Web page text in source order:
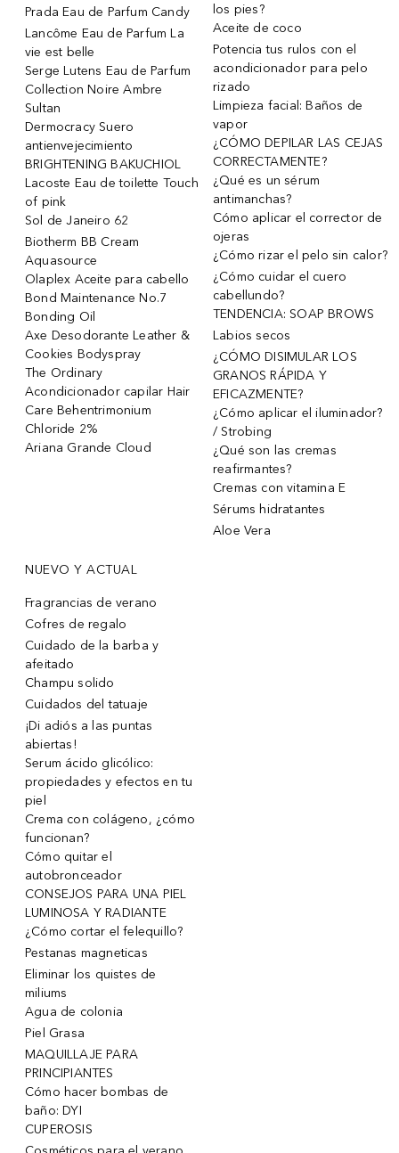
Prada Eau de Parfum Candy
Lancôme Eau de Parfum La
vie est belle
Serge Lutens Eau de Parfum
Collection Noire Ambre
Sultan
Dermocracy Suero
antienvejecimiento
BRIGHTENING BAKUCHIOL
Lacoste Eau de toilette Touch
of pink
Sol de Janeiro 62
Biotherm BB Cream
Aquasource
Olaplex Aceite para cabello
Bond Maintenance No.7
Bonding Oil
Axe Desodorante Leather &
Cookies Bodyspray
The Ordinary
Acondicionador capilar Hair
Care Behentrimonium
Chloride 2%
Ariana Grande Cloud
los pies?
Aceite de coco
Potencia tus rulos con el
acondicionador para pelo
rizado
Limpieza facial: Baños de
vapor
¿CÓMO DEPILAR LAS CEJAS
CORRECTAMENTE?
¿Qué es un sérum
antimanchas?
Cómo aplicar el corrector de
ojeras
¿Cómo rizar el pelo sin calor?
¿Cómo cuidar el cuero
cabellundo?
TENDENCIA: SOAP BROWS
Labios secos
¿CÓMO DISIMULAR LOS
GRANOS RÁPIDA Y
EFICAZMENTE?
¿Cómo aplicar el iluminador?
/ Strobing
¿Qué son las cremas
reafirmantes?
Cremas con vitamina E
Sérums hidratantes
Aloe Vera
NUEVO Y ACTUAL
Fragrancias de verano
Cofres de regalo
Cuidado de la barba y
afeitado
Champu solido
Cuidados del tatuaje
¡Di adiós a las puntas
abiertas!
Serum ácido glicólico:
propiedades y efectos en tu
piel
Crema con colágeno, ¿cómo
funcionan?
Cómo quitar el
autobronceador
CONSEJOS PARA UNA PIEL
LUMINOSA Y RADIANTE
¿Cómo cortar el felequillo?
Pestanas magneticas
Eliminar los quistes de
miliums
Agua de colonia
Piel Grasa
MAQUILLAJE PARA
PRINCIPIANTES
Cómo hacer bombas de
baño: DYI
CUPEROSIS